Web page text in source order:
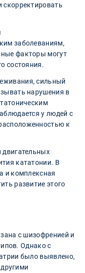
скорректировать
заболеваниям,
факторы могут
состояния.
сильный
нарушения в
у людей с
к
кататонии. В
и комплексная
развитие этого
с шизофренией и
Однако с
было выявлено,